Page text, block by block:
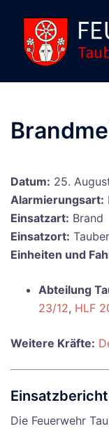
Inhalt
springen
Datum: 25.
Alarmierungsart:
Einsatzart: Brand
Einsatzort:
Einheiten und
Abteilung
23/12, HLF
Weitere Kräfte:
Die Feuerwehr